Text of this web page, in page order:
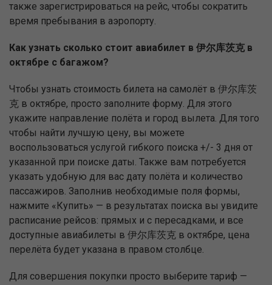
также зарегистрироваться на рейс, чтобы сократить
время пребывания в аэропорту.
Как узнать сколько стоит авиабилет в 伊尔库茨克 в
октябре с багажом?
Чтобы узнать стоимость билета на самолёт в 伊尔库茨
克 в октябре, просто заполните форму. Для этого
укажите направление полёта и город вылета. Для того
чтобы найти лучшую цену, вы можете
воспользоваться услугой гибкого поиска +/- 3 дня от
указанной при поиске даты. Также вам потребуется
указать удобную для вас дату полёта и количество
пассажиров. Заполнив необходимые поля формы,
нажмите «Купить» — в результатах поиска вы увидите
расписание рейсов: прямых и с пересадками, и все
доступные авиабилеты в 伊尔库茨克 в октябре, цена
перелёта будет указана в правом столбце.
Для совершения покупки просто выберите тариф —